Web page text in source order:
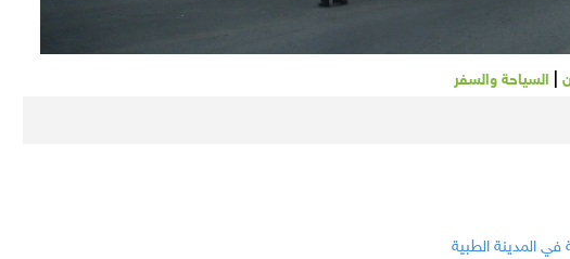
السياحة والسفر
في المدينة الطبية